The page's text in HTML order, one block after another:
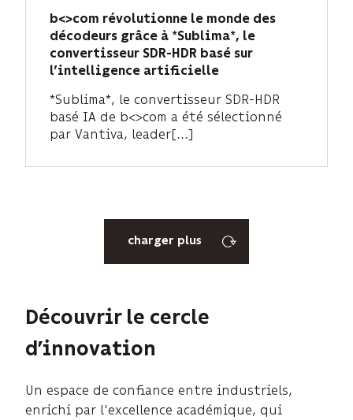
b<>com révolutionne le monde des
décodeurs grâce à *Sublima*, le
convertisseur SDR-HDR basé sur
l’intelligence artificielle
*Sublima*, le convertisseur SDR-HDR
basé IA de b<>com a été sélectionné
par Vantiva, leader[...]
charger plus
Découvrir le cercle
d’innovation
Un espace de confiance entre industriels,
enrichi par l'excellence académique, qui